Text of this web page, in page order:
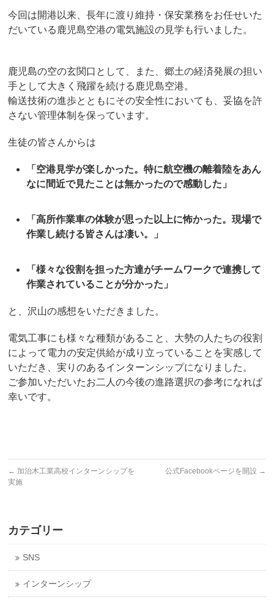
今回は開港以来、長年に渡り維持・保安業務をお任せいた
だいている鹿児島空港の電気施設の見学も行いました。
鹿児島の空の玄関口として、また、郷土の経済発展の担い
手として大きく飛躍を続ける鹿児島空港。
輸送技術の進歩とともにその安全性においても、妥協を許
さない管理体制を保っています。
生徒の皆さんからは
「空港見学が楽しかった。特に航空機の離着陸をあん
なに間近で見たことは無かったので感動した」
「高所作業車の体験が思った以上に怖かった。現場で
作業し続ける皆さんは凄い。」
「様々な役割を担った方達がチームワークで連携して
作業されていることが分かった」
と、沢山の感想をいただきました。
電気工事にも様々な種類があること、大勢の人たちの役割
によって電力の安定供給が成り立っていることを実感して
いただき、実りのあるインターンシップになりました。
ご参加いただいたお二人の今後の進路選択の参考になれば
幸いです。
← 加治木工業高校インターンシップを
実施
公式Facebookページを開設 →
カテゴリー
SNS
インターンシップ